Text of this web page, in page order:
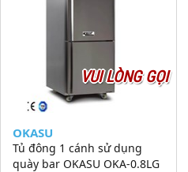
VUI LÒNG GỌI
OKASU
Tủ đông 1 cánh sử dụng
quày bar OKASU OKA-0.8LG